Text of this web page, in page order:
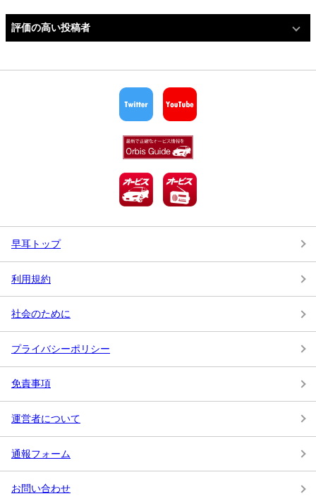
評価の高い投稿者
早耳トップ
利用規約
社会のために
プライバシーポリシー
免責事項
運営者について
通報フォーム
お問い合わせ